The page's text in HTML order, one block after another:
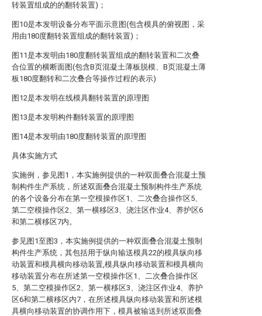
转装置组成的的翻转装置)；
图10是本发明设备分布平面示意图(包含模具的俯视图，采
用由180度翻转装置组成的翻转装置)；
图11是本发明由180度翻转装置组成的翻转装置和二次叠
合位置的横断面图(包含B页混凝土薄板脱模、B页混凝土薄
板180度翻转和二次叠合等操作过程的表示)
图12是本发明在线模具翻转装置的原理图
图13是本发明构件翻转装置的原理图
图14是本发明由180度翻转装置的原理图
具体实施方式
实施例，参见图1，本实施例提供的一种双面叠合混凝土预
制构件生产系统，所述双面叠合混凝土预制构件生产系统
的各个设备分布在第一空模操作区1、二次叠合操作区5、
第二空模操作区2、第一横移区3、浇注区作业4、养护区6
和第二横移区7内。
参见图1至图3，本实施例提供的一种双面叠合混凝土预制
构件生产系统，其包括用于纵向输送模具22的模具纵向移
动装置和模具横向移动装置,模具纵向移动装置和模具横向
移动装置分布在所述第一空模操作区1、二次叠合操作区
5、第二空模操作区2、第一横移区3、浇注区作业4、养护
区6和第二横移区内7，在所述模具纵向移动装置和所述模
具横向移动装置的协调作用下，模具被输送到所述双面叠